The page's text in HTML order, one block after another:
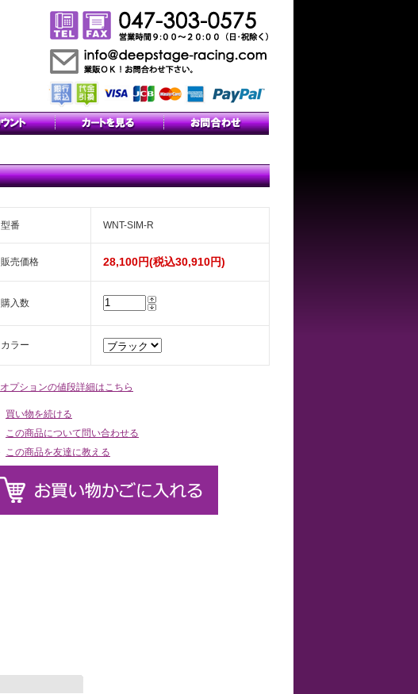
型番 WNT-SIM-R
販売価格 28,100円(税込30,910円)
購入数
カラー
オプションの値段詳細はこちら
買い物を続ける
この商品について問い合わせる
この商品を友達に教える